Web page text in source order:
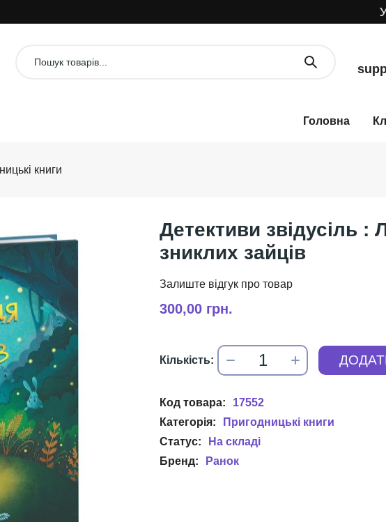
книги
Детективи звідусіль :
зниклих зайців
300,00 грн.
17552
Пригодницькі книги
Ранок